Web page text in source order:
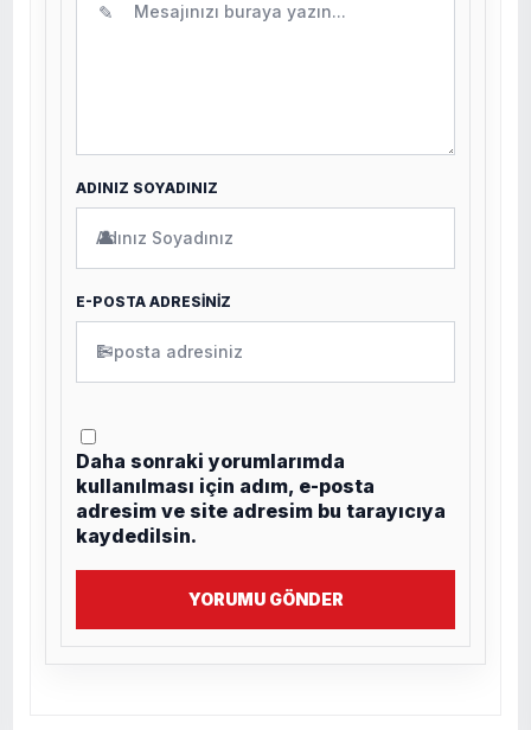
✎
ADINIZ SOYADINIZ
👤
E-POSTA ADRESİNİZ
✉
Daha sonraki yorumlarımda
kullanılması için adım, e-posta
adresim ve site adresim bu tarayıcıya
kaydedilsin.
YORUMU GÖNDER